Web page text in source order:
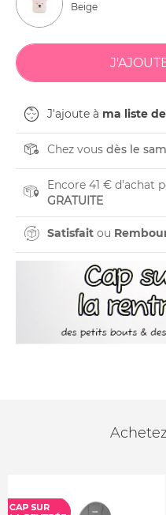
Beige
J'ajoute à ma liste
Chez vous dès le
Encore 41 € d'achat
GRATUITE
Satisfait ou